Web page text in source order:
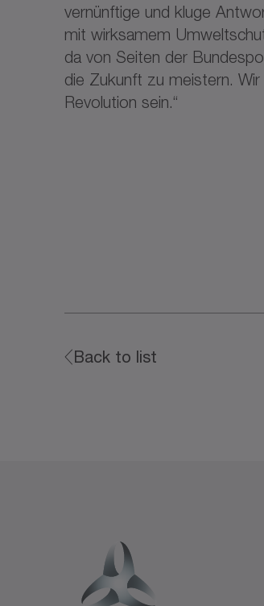
vernünftige und kluge
mit wirksamem
da von Seiten der
die Zukunft zu meistern.
Revolution sein.“
Back to list